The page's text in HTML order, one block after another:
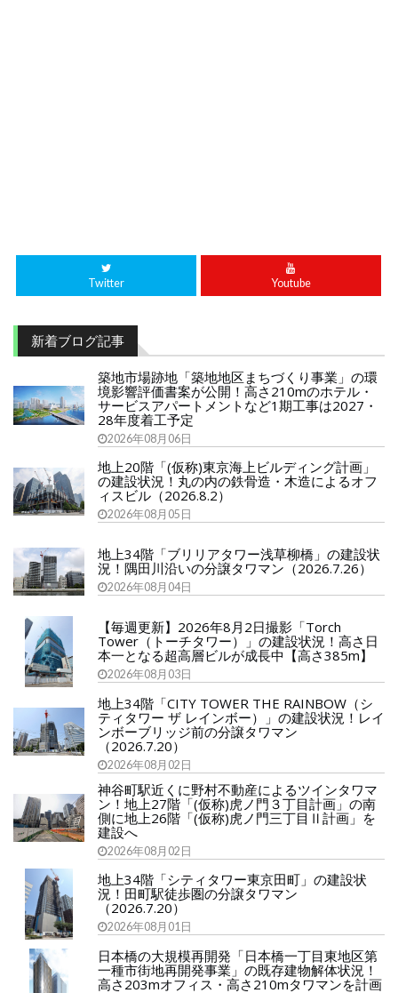
Twitter Youtube
新着ブログ記事
築地市場跡地「築地地区まちづくり事業」の環
境影響評価書案が公開！高さ210mのホテル・
サービスアパートメントなど1期工事は2027・
28年度着工予定
2026年08月06日
地上20階「(仮称)東京海上ビルディング計画」
の建設状況！丸の内の鉄骨造・木造によるオフ
ィスビル（2026.8.2）
2026年08月05日
地上34階「ブリリアタワー浅草柳橋」の建設状
況！隅田川沿いの分譲タワマン（2026.7.26）
2026年08月04日
【毎週更新】2026年8月2日撮影「Torch
Tower（トーチタワー）」の建設状況！高さ日
本一となる超高層ビルが成長中【高さ385m】
2026年08月03日
地上34階「CITY TOWER THE RAINBOW（シ
ティタワー ザ レインボー）」の建設状況！レイ
ンボーブリッジ前の分譲タワマン
（2026.7.20）
2026年08月02日
神谷町駅近くに野村不動産によるツインタワマ
ン！地上27階「(仮称)虎ノ門３丁目計画」の南
側に地上26階「(仮称)虎ノ門三丁目Ⅱ計画」を
建設へ
2026年08月02日
地上34階「シティタワー東京田町」の建設状
況！田町駅徒歩圏の分譲タワマン
（2026.7.20）
2026年08月01日
日本橋の大規模再開発「日本橋一丁目東地区第
一種市街地再開発事業」の既存建物解体状況！
高さ203mオフィス・高さ210mタワマンを計画